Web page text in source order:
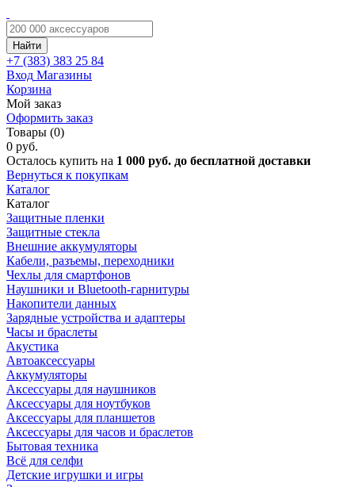
Найти
+7 (383) 383 25 84
Вход Магазины
Корзина
Мой заказ
Оформить заказ
Товары (0)
0 руб.
Осталось купить на 1 000 руб. до бесплатной доставки
Вернуться к покупкам
Каталог
Каталог
Защитные пленки
Защитные стекла
Внешние аккумуляторы
Кабели, разъемы, переходники
Чехлы для смартфонов
Наушники и Bluetooth-гарнитуры
Накопители данных
Зарядные устройства и адаптеры
Часы и браслеты
Акустика
Автоаксессуары
Аккумуляторы
Аксессуары для наушников
Аксессуары для ноутбуков
Аксессуары для планшетов
Аксессуары для часов и браслетов
Бытовая техника
Всё для селфи
Детские игрушки и игры